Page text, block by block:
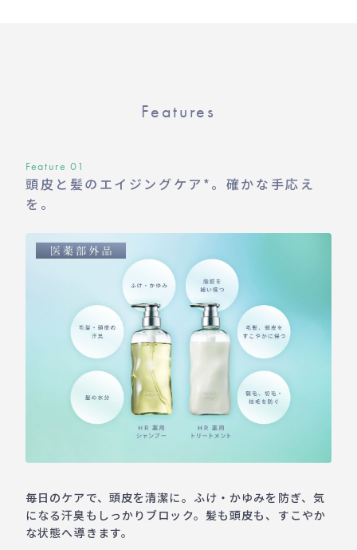
Features
Feature 01
頭皮と髪のエイジングケア*。確かな手応え
を。
毎日のケアで、頭皮を清潔に。ふけ・かゆみを防ぎ、気
になる汗臭もしっかりブロック。髪も頭皮も、すこやか
な状態へ導きます。